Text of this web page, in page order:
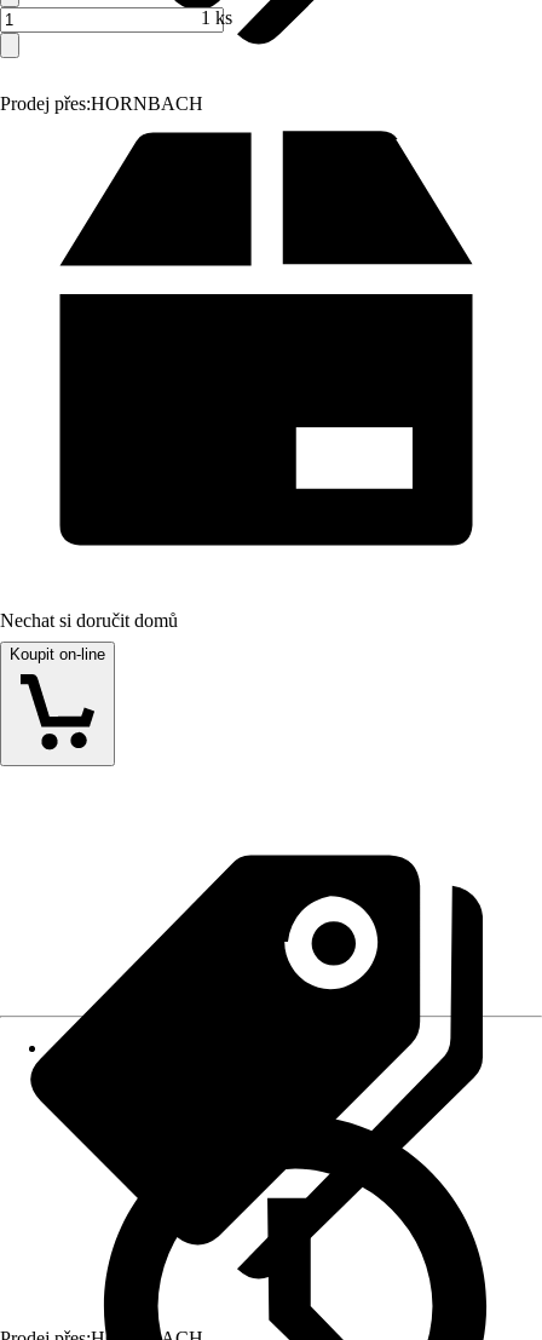
Prodej přes:HORNBACH
1 ks
Nechat si doručit domů
Koupit on-line